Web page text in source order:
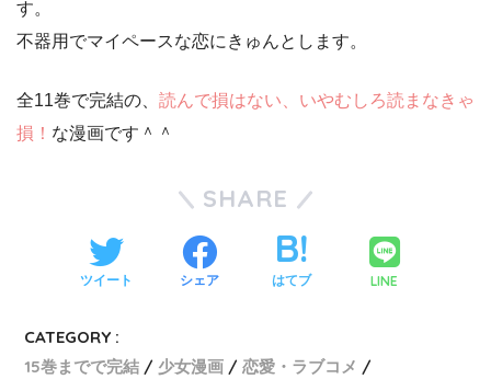
す。
不器用でマイペースな恋にきゅんとします。
全11巻で完結の、 読んで損はない、いやむしろ読まなきゃ
損！ な漫画です＾＾
SHARE
ツイート シェア はてブ LINE
CATEGORY :
15巻までで完結
少女漫画
恋愛・ラブコメ